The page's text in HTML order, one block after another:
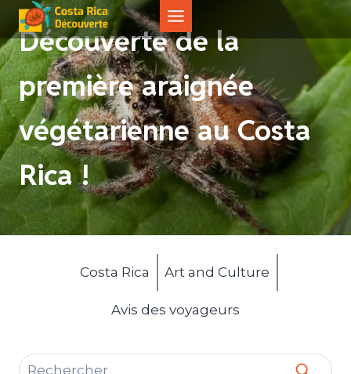
Aller
au
contenu
Découverte de la
première araignée
végétarienne au Costa
Rica !
Costa Rica Art and Culture
Avis des voyageurs